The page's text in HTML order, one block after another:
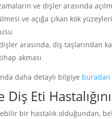
ve dişler arasında
ve açığa çıkan kök
arasında, diş taşlarından
akması
daha detaylı bilgiye
Diş Eti
bir hastalık olduğundan,